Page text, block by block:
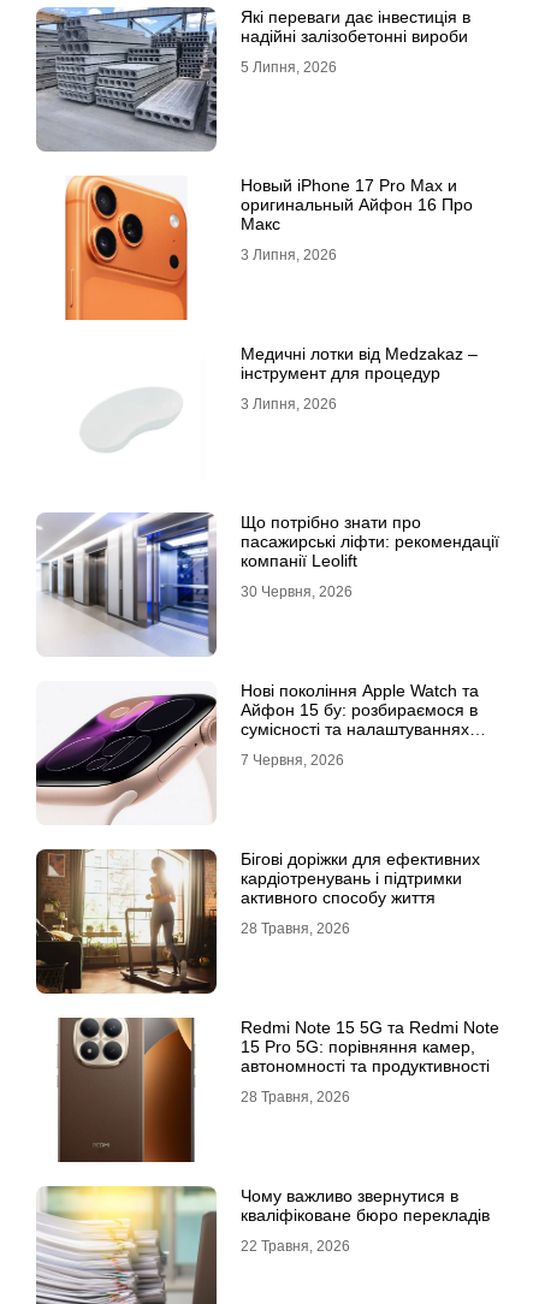
Які переваги дає інвестиція в
надійні залізобетонні вироби
5 Липня, 2026
Новый iPhone 17 Pro Max и
оригинальный Айфон 16 Про
Макс
3 Липня, 2026
Медичні лотки від Medzakaz –
інструмент для процедур
3 Липня, 2026
Що потрібно знати про
пасажирські ліфти: рекомендації
компанії Leolift
30 Червня, 2026
Нові покоління Apple Watch та
Айфон 15 бу: розбираємося в
сумісності та налаштуваннях
7 Червня, 2026
Бігові доріжки для ефективних
кардіотренувань і підтримки
активного способу життя
28 Травня, 2026
Redmi Note 15 5G та Redmi Note
15 Pro 5G: порівняння камер,
автономності та продуктивності
28 Травня, 2026
Чому важливо звернутися в
кваліфіковане бюро перекладів
22 Травня, 2026